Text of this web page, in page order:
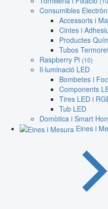
Consumibles
Accessoris i
Cintes i
Productes
Tubos
Raspberry Pi (10)
Il·luminació LED
Bombetes i
Components
Tires LED i
Tub LED
Domòtica i Smart
Eines i